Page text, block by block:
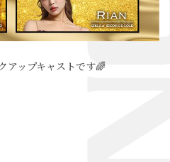
アップキャストです🌈